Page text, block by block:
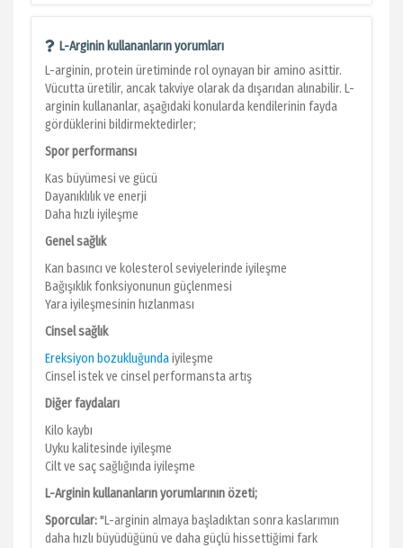
L-Arginin kullananların yorumları
L-arginin, protein üretiminde rol oynayan bir amino asittir.
Vücutta üretilir, ancak takviye olarak da dışarıdan alınabilir. L-
arginin kullananlar, aşağıdaki konularda kendilerinin fayda
gördüklerini bildirmektedirler;
Spor performansı
Kas büyümesi ve gücü
Dayanıklılık ve enerji
Daha hızlı iyileşme
Genel sağlık
Kan basıncı ve kolesterol seviyelerinde iyileşme
Bağışıklık fonksiyonunun güçlenmesi
Yara iyileşmesinin hızlanması
Cinsel sağlık
Ereksiyon bozukluğundaiyileşme
Cinsel istek ve cinsel performansta artış
Diğer faydaları
Kilo kaybı
Uyku kalitesinde iyileşme
Cilt ve saç sağlığında iyileşme
L-Arginin kullananların yorumlarının özeti;
Sporcular:"L-arginin almaya başladıktan sonra kaslarımın
daha hızlı büyüdüğünü ve daha güçlü hissettiğimi fark